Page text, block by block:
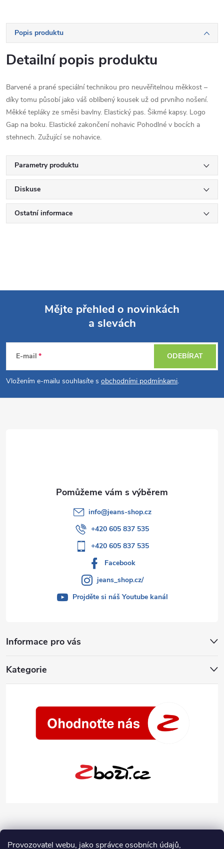
Provozovatel webu, jako správce osobních údajů,
Popis produktu
Detailní popis produktu
Barvené a prané speciální technikou pro neuvěřitelnou měkkost –
díky tomu působí jako váš oblíbený kousek už od prvního nošení.
Měkké tepláky ze směsi bavlny. Elastický pas. Šikmé kapsy. Logo
Gap na boku. Elastické zakončení nohavic Pohodlné v bocích a
stehnech. Zužující se nohavice.
Parametry produktu
Diskuse
Ostatní informace
p
a
Mějte přehled o novinkách
a slevách
E-mail
Vložením e-mailu souhlasíte s obchodními podmínkami.
ODEBÍRAT
Informace pro vás
Kategorie
info@jeans-shop.cz
+420 605 837 535
+420 605 837 535
Facebook
jeans_shop.cz/
Projděte si náš Youtube kanál